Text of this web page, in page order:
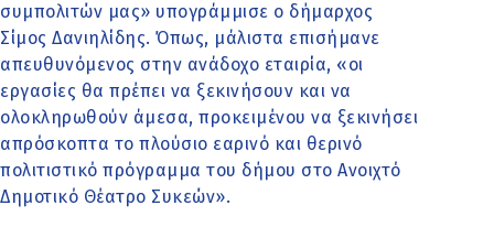
συμπολιτών μας» υπογράμμισε ο δήμαρχος
Σίμος Δανιηλίδης. Όπως, μάλιστα επισήμανε
απευθυνόμενος στην ανάδοχο εταιρία, «οι
εργασίες θα πρέπει να ξεκινήσουν και να
ολοκληρωθούν άμεσα, προκειμένου να ξεκινήσει
απρόσκοπτα το πλούσιο εαρινό και θερινό
πολιτιστικό πρόγραμμα του δήμου στο Ανοιχτό
Δημοτικό Θέατρο Συκεών».